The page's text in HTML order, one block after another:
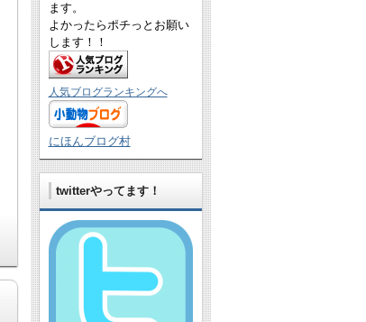
ます。
よかったらポチっとお願い
します！！
人気ブログランキングへ
にほんブログ村
twitterやってます！